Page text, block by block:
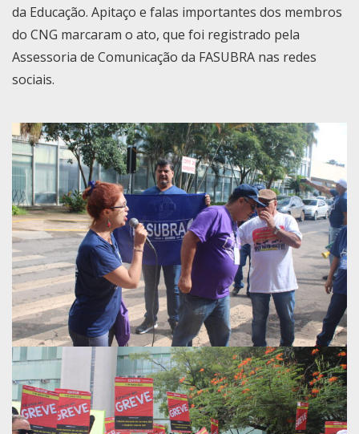
da Educação. Apitaço e falas importantes dos membros
do CNG marcaram o ato, que foi registrado pela
Assessoria de Comunicação da FASUBRA nas redes
sociais.